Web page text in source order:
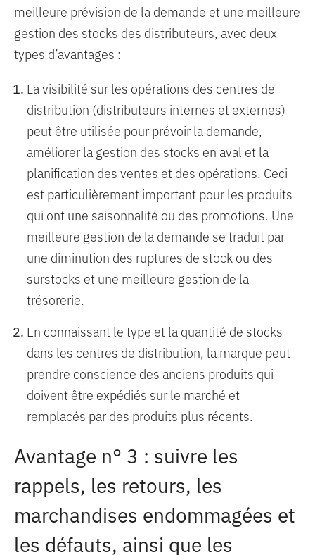
meilleure prévision de la demande et une meilleure
gestion des stocks des distributeurs, avec deux
types d’avantages :
La visibilité sur les opérations des centres de
distribution (distributeurs internes et externes)
peut être utilisée pour prévoir la demande,
améliorer la gestion des stocks en aval et la
planification des ventes et des opérations. Ceci
est particulièrement important pour les produits
qui ont une saisonnalité ou des promotions. Une
meilleure gestion de la demande se traduit par
une diminution des ruptures de stock ou des
surstocks et une meilleure gestion de la
trésorerie.
En connaissant le type et la quantité de stocks
dans les centres de distribution, la marque peut
prendre conscience des anciens produits qui
doivent être expédiés sur le marché et
remplacés par des produits plus récents.
Avantage n° 3 : suivre les
rappels, les retours, les
marchandises endommagées et
les défauts, ainsi que les